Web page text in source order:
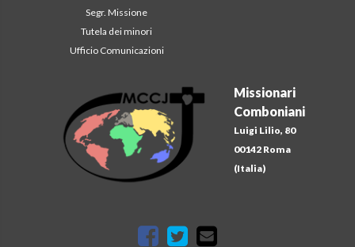
Missionari
Comboniani
Luigi Lilio, 80
00142 Roma
(Italia)
Segr. Missione
Tutela dei minori
Ufficio Comunicazioni